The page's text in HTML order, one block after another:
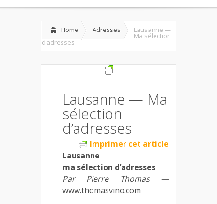
Home Adresses Lausanne —
Ma sélection
d’adresses
Lausanne — Ma
sélection
d’adresses
Imprimer cet article
Lausanne
ma sélection d’adresses
Par Pierre Thomas —
www.thomasvino.com